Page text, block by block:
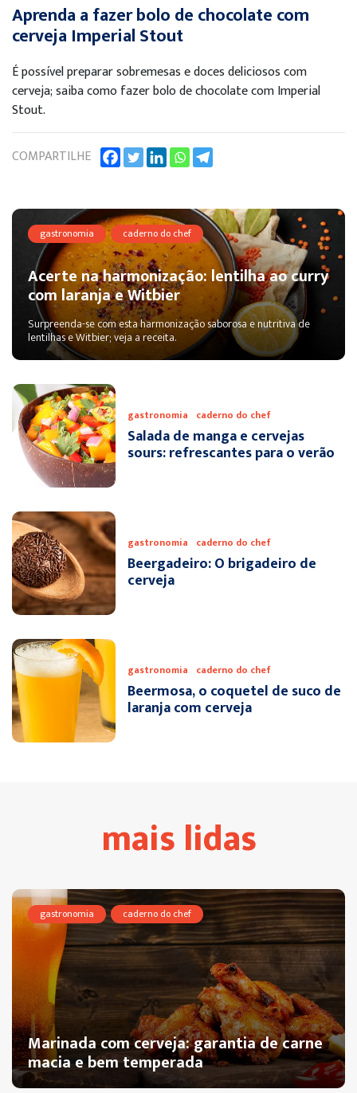
Aprenda a fazer bolo de chocolate com
cerveja Imperial Stout
É possível preparar sobremesas e doces deliciosos com
cerveja; saiba como fazer bolo de chocolate com Imperial
Stout.
COMPARTILHE
gastronomia caderno do chef
Acerte na harmonização: lentilha ao curry
com laranja e Witbier
Surpreenda-se com esta harmonização saborosa e nutritiva de
lentilhas e Witbier; veja a receita.
gastronomia caderno do chef
Salada de manga e cervejas
sours: refrescantes para o verão
gastronomia caderno do chef
Beergadeiro: O brigadeiro de
cerveja
gastronomia caderno do chef
Beermosa, o coquetel de suco de
laranja com cerveja
mais lidas
gastronomia caderno do chef
Marinada com cerveja: garantia de carne
macia e bem temperada